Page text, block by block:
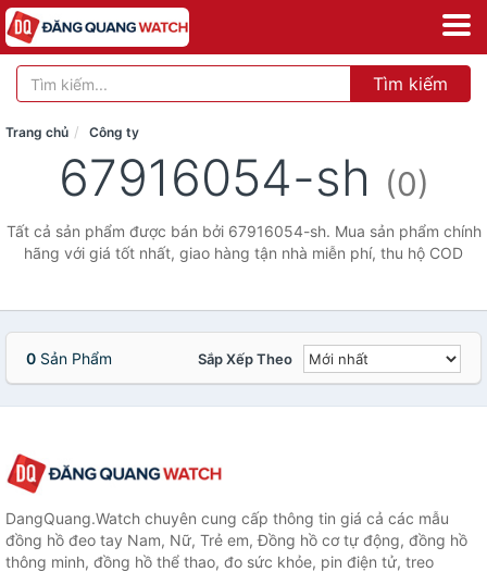
Tìm kiếm
Trang chủ Công ty
67916054-sh (0)
Tất cả sản phẩm được bán bởi 67916054-sh. Mua sản phẩm chính
hãng với giá tốt nhất, giao hàng tận nhà miễn phí, thu hộ COD
0 Sản Phẩm Sắp Xếp Theo
DangQuang.Watch chuyên cung cấp thông tin giá cả các mẫu
đồng hồ đeo tay Nam, Nữ, Trẻ em, Đồng hồ cơ tự động, đồng hồ
thông minh, đồng hồ thể thao, đo sức khỏe, pin điện tử, treo